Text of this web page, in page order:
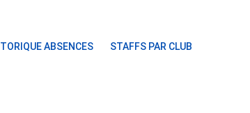
ABSENCES STAFFS PAR CLUB